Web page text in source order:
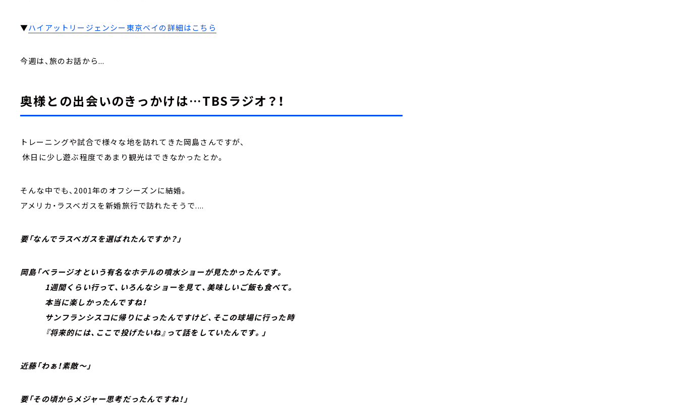
▼ハイアットリージェンシー東京ベイの詳細はこちら
今週は、旅のお話から...
奥様との出会いのきっかけは…TBSラジオ？！
トレーニングや試合で様々な地を訪れてきた岡島さんですが、
休日に少し遊ぶ程度であまり観光はできなかったとか。
そんな中でも、2001年のオフシーズンに結婚。
アメリカ・ラスベガスを新婚旅行で訪れたそうで....
要「なんでラスベガスを選ばれたんですか？」
岡島「べラージオという有名なホテルの噴水ショーが見たかったんです。
1週間くらい行って、いろんなショーを見て、美味しいご飯も食べて。
本当に楽しかったんですね！
サンフランシスコに帰りによったんですけど、そこの球場に行った時
『将来的には、ここで投げたいね』って話をしていたんです。」
近藤「わぁ！素敵～」
要「その頃からメジャー思考だったんですね！」